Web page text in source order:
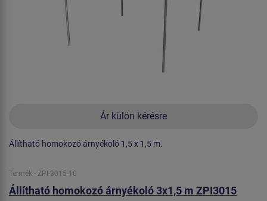
Ár külön kérésre
Állítható homokozó árnyékoló 1,5 x 1,5 m.
Termék - ZPI-3015-10
Állítható homokozó árnyékoló 3x1,5 m ZPI3015